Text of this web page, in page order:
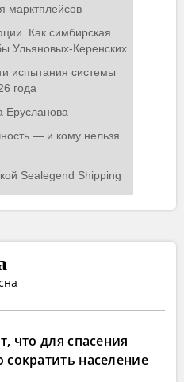
что для спасения
население